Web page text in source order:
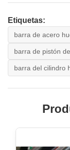
Etiquetas:
barra de acero
barra de pistón
barra del cilindro